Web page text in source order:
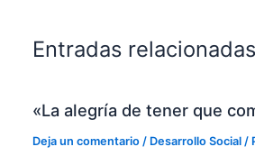
Entradas relacionadas
«La alegría de tener que
Deja un comentario / Desarrollo Social /